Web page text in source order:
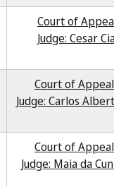
Court of
Judge: Cesar
Court of
Judge: Carlos
Court of
Judge: Maia da